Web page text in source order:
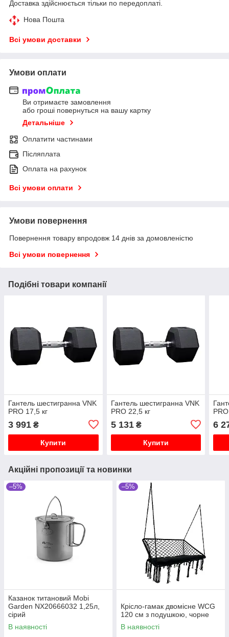
Доставка здійснюється тільки по передоплаті.
Нова Пошта
Всі умови доставки
Умови оплати
Ви отримаєте замовлення
або гроші повернуться на вашу картку
Детальніше
Оплатити частинами
Післяплата
Оплата на рахунок
Всі умови оплати
Умови повернення
Повернення товару впродовж 14 днів за домовленістю
Всі умови повернення
Подібні товари компанії
Гантель шестигранна VNK
PRO 17,5 кг
3 991 ₴
Купити
Гантель шестигранна VNK
PRO 22,5 кг
5 131₴
Купити
6
Акційні пропозиції та новинки
–5%
Казанок титановий Mobi
Garden NX20666032 1,25л,
сірий
В наявності
–5%
Крісло-гамак двомісне WCG
120 см з подушкою, чорне
В наявності